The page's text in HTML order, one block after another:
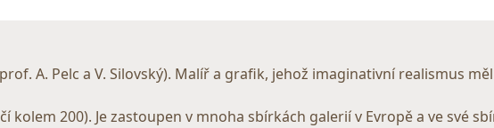
prof. A. Pelc a V. Silovský). Malíř a grafik, jehož imaginativní realismus
kolem 200). Je zastoupen v mnoha sbírkách galerií v Evropě a ve své